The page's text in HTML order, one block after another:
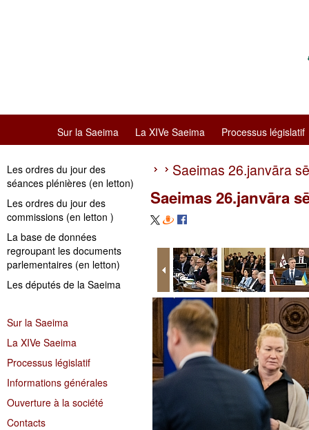
Sur la Saeima La XIVe Saeima Processus législatif
Les ordres du jour des
séances plénières (en letton)
Les ordres du jour des
commissions (en letton )
La base de données
regroupant les documents
parlementaires (en letton)
Les députés de la Saeima
Sur la Saeima
La XIVe Saeima
Processus législatif
Informations générales
Ouverture à la société
Contacts
Saeimas 26.janvāra
Saeimas 26.janvāra